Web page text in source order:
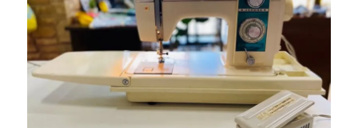
市
小
倉
南
区
の